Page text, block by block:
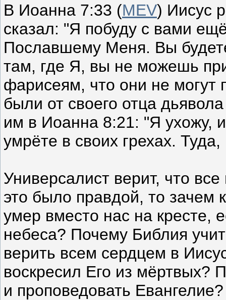
В Иоанна 7:33 (МЕV) Иисус
сказал: "Я побуду с вами
Пославшему Меня. Вы
там, где Я, вы не можешь
фарисеям, что они не могут
были от своего отца
им в Иоанна 8:21: "Я ухожу,
умрёте в своих грехах.
Универсалист верит, что
это было правдой, то зачем
умер вместо нас на кресте,
небеса? Почему Библия
верить всем сердцем в
воскресил Его из мёртвых?
и проповедовать Евангелие?